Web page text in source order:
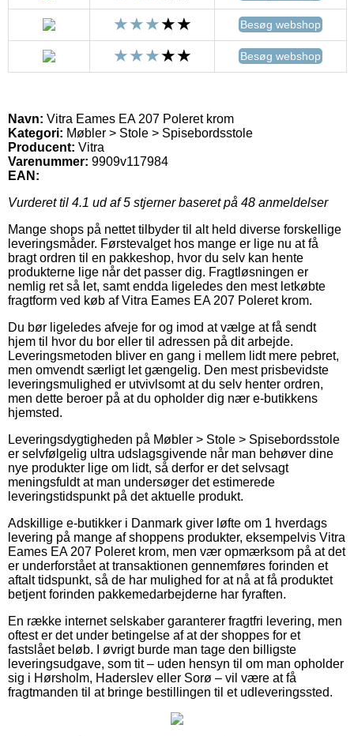
Besøg webshop
Besøg webshop
Navn: Vitra Eames EA 207 Poleret krom
Kategori: Møbler > Stole > Spisebordsstole
Producent: Vitra
Varenummer: 9909v117984
EAN:
Vurderet til 4.1 ud af 5 stjerner baseret på 48 anmeldelser
Mange shops på nettet tilbyder til alt held diverse forskellige
leveringsmåder. Førstevalget hos mange er lige nu at få
bragt ordren til en pakkeshop, hvor du selv kan hente
produkterne lige når det passer dig. Fragtløsningen er
nemlig ret så let, samt endda ligeledes den mest letkøbte
fragtform ved køb af Vitra Eames EA 207 Poleret krom.
Du bør ligeledes afveje for og imod at vælge at få sendt
hjem til hvor du bor eller til adressen på dit arbejde.
Leveringsmetoden bliver en gang i mellem lidt mere pebret,
men omvendt særligt let gængelig. Den mest prisbevidste
leveringsmulighed er utvivlsomt at du selv henter ordren,
men dette beroer på at du opholder dig nær e-butikkens
hjemsted.
Leveringsdygtigheden på Møbler > Stole > Spisebordsstole
er selvfølgelig ultra udslagsgivende når man behøver dine
nye produkter lige om lidt, så derfor er det selvsagt
meningsfuldt at man undersøger det estimerede
leveringstidspunkt på det aktuelle produkt.
Adskillige e-butikker i Danmark giver løfte om 1 hverdags
levering på mange af shoppens produkter, eksempelvis Vitra
Eames EA 207 Poleret krom, men vær opmærksom på at det
er underforstået at transaktionen gennemføres forinden et
aftalt tidspunkt, så de har mulighed for at nå at få produktet
betjent forinden pakkemedarbejderne har fyraften.
En række internet selskaber garanterer fragtfri levering, men
oftest er det under betingelse af at der shoppes for et
fastslået beløb. I øvrigt burde man tage den billigste
leveringsudgave, som tit – uden hensyn til om man opholder
sig i Hørsholm, Haderslev eller Sorø – vil være at få
fragtmanden til at bringe bestillingen til et udleveringssted.